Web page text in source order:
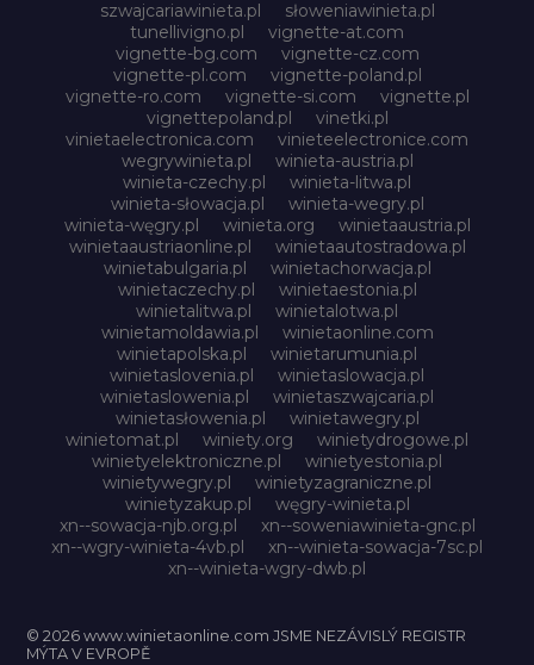
szwajcariawinieta.pl
słoweniawinieta.pl
tunellivigno.pl
vignette-at.com
vignette-bg.com
vignette-cz.com
vignette-pl.com
vignette-poland.pl
vignette-ro.com
vignette-si.com
vignette.pl
vignettepoland.pl
vinetki.pl
vinietaelectronica.com
vinieteelectronice.com
wegrywinieta.pl
winieta-austria.pl
winieta-czechy.pl
winieta-litwa.pl
winieta-słowacja.pl
winieta-wegry.pl
winieta-węgry.pl
winieta.org
winietaaustria.pl
winietaaustriaonline.pl
winietaautostradowa.pl
winietabulgaria.pl
winietachorwacja.pl
winietaczechy.pl
winietaestonia.pl
winietalitwa.pl
winietalotwa.pl
winietamoldawia.pl
winietaonline.com
winietapolska.pl
winietarumunia.pl
winietaslovenia.pl
winietaslowacja.pl
winietaslowenia.pl
winietaszwajcaria.pl
winietasłowenia.pl
winietawegry.pl
winietomat.pl
winiety.org
winietydrogowe.pl
winietyelektroniczne.pl
winietyestonia.pl
winietywegry.pl
winietyzagraniczne.pl
winietyzakup.pl
węgry-winieta.pl
xn--sowacja-njb.org.pl
xn--soweniawinieta-gnc.pl
xn--wgry-winieta-4vb.pl
xn--winieta-sowacja-7sc.pl
xn--winieta-wgry-dwb.pl
© 2026 www.winietaonline.com JSME NEZÁVISLÝ REGISTR
MÝTA V EVROPĚ